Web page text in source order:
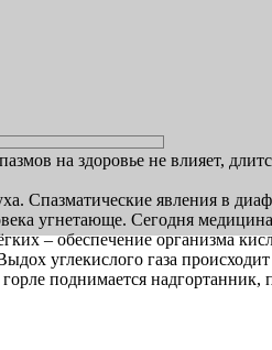
на здоровье не влияет,
Спазматические явления в
угнетающе. Сегодня
– обеспечение организма
углекислого газа
поднимается надгортанник,